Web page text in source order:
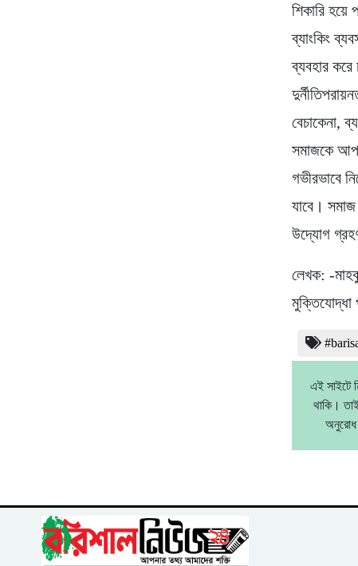
শিকারি
ব্যাংকিং
ব্যবহার
বেচাকেনা,
সমাজকে
গভীরভাবে
যাবে।
উদ্যোগ
লেখক: -
মুক্তিযোদ্ধা
এই সাইটে
থাকি।
অনুরোধ